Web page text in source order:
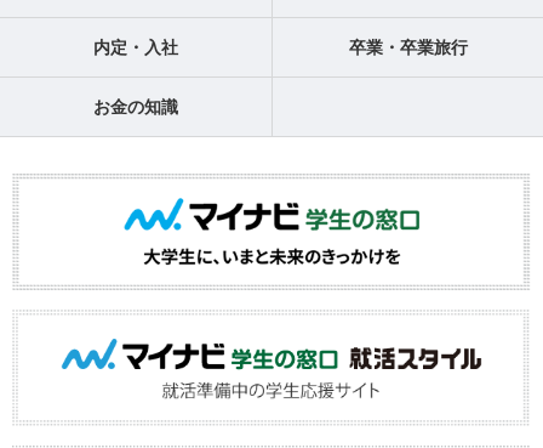
内定・入社 卒業・卒業旅行
お金の知識